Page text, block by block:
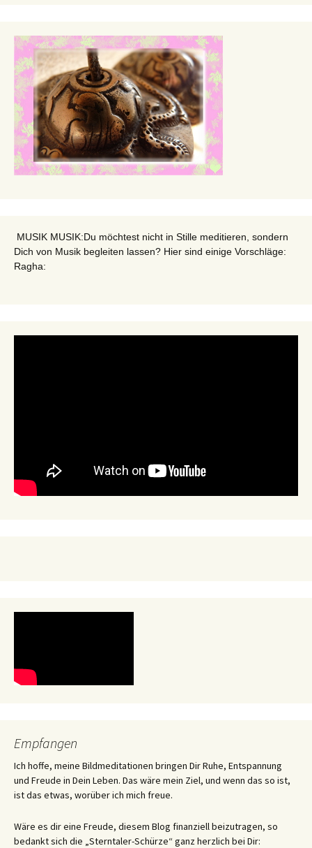
MUSIK MUSIK:Du möchtest nicht in Stille meditieren, sondern
Dich von Musik begleiten lassen? Hier sind einige Vorschläge:
Ragha:
Empfangen
Ich hoffe, meine Bildmeditationen bringen Dir Ruhe, Entspannung
und Freude in Dein Leben. Das wäre mein Ziel, und wenn das so ist,
ist das etwas, worüber ich mich freue.
Wäre es dir eine Freude, diesem Blog finanziell beizutragen, so
bedankt sich die „Sterntaler-Schürze“ ganz herzlich bei Dir: